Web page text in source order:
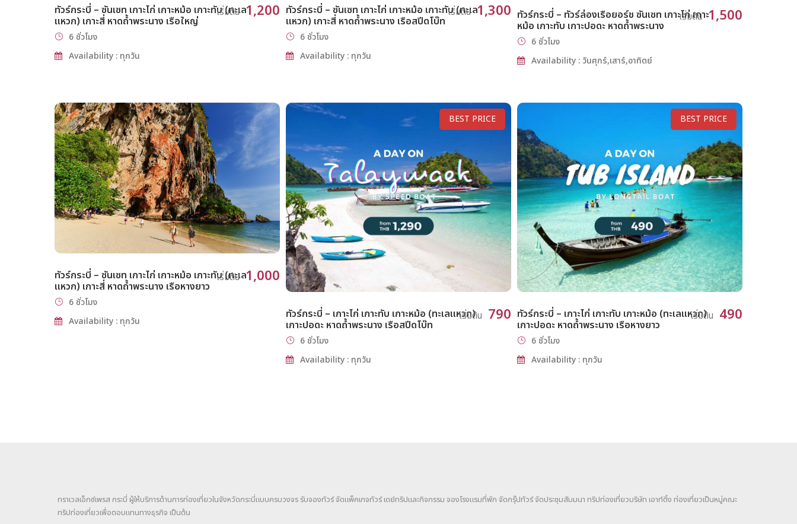
ทัวร์กระบี่ – ซันเซท เกาะไก่ เกาะหม้อ เกาะทับ (ทะเล
แหวก) เกาะสี่ หาดถ้ำพระนาง เรือใหญ่
เริ่มต้น 1,200
6 ชั่วโมง
Availability : ทุกวัน
ทัวร์กระบี่ – ซันเซท เกาะไก่ เกาะหม้อ เกาะทับ (ทะเล
แหวก) เกาะสี่ หาดถ้ำพระนาง เรือสปีดโบ๊ท
เริ่มต้น 1,300
6 ชั่วโมง
Availability : ทุกวัน
ทัวร์กระบี่ – ทัวร์ล่องเรือยอร์ช ซันเซท เกาะไก่ เกาะ
หม้อ เกาะทับ เกาะปอดะ หาดถ้ำพระนาง
เริ่มต้น 1,500
6 ชั่วโมง
Availability : วันศุกร์,เสาร์,อาทิตย์
ทัวร์กระบี่ – ซันเซท เกาะไก่ เกาะหม้อ เกาะทับ (ทะเล
แหวก) เกาะสี่ หาดถ้ำพระนาง เรือหางยาว
เริ่มต้น 1,000
6 ชั่วโมง
Availability : ทุกวัน
BEST PRICE
ทัวร์กระบี่ – เกาะไก่ เกาะทับ เกาะหม้อ (ทะเลแหวก)
เกาะปอดะ หาดถ้ำพระนาง เรือสปีดโบ๊ท
เริ่มต้น 790
6 ชั่วโมง
Availability : ทุกวัน
BEST PRICE
ทัวร์กระบี่ – เกาะไก่ เกาะทับ เกาะหม้อ (ทะเลแหวก)
เกาะปอดะ หาดถ้ำพระนาง เรือหางยาว
เริ่มต้น 490
6 ชั่วโมง
Availability : ทุกวัน
ทราเวลเอ็กซ์เพรส กระบี่ ผู้ให้บริการด้านการท่องเที่ยวในจังหวัดกระบี่แบบครบวงจร รับจองทัวร์ จัดแพ็คเกจทัวร์ เดย์ทริปและกิจกรรม จองโรงแรมที่พัก จัดกรุ๊ปทัวร์ จัดประชุมสัมมนา ทริปท่องเที่ยวบริษัท เอาท์ติ้ง ท่องเที่ยวเป็นหมู่คณะ
ทริปท่องเที่ยวเพื่อตอบแทนทางธุรกิจ เป็นต้น